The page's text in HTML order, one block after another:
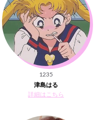
1235
津島はる
詳細はこちら